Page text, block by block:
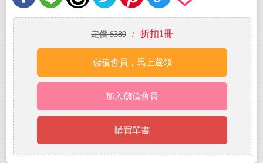
定價 $380 / 折扣1冊
儲值會員，馬上選領
加入儲值會員
購買單書